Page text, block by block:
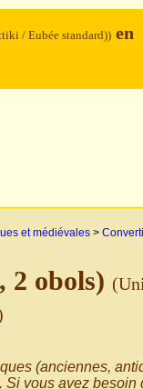
/ Eubée standard)) en
et médiévales >
2 obols)
(anciennes,
vous avez